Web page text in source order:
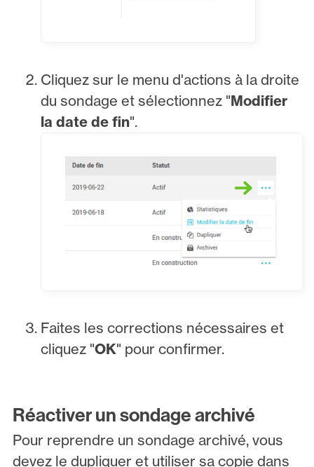
Cliquez sur le menu d'actions à la droite
du sondage et sélectionnez "Modifier
la date de fin".
Faites les corrections nécessaires et
cliquez "OK" pour confirmer.
Réactiver un sondage archivé
Pour reprendre un sondage archivé, vous
devez le dupliquer et utiliser sa copie dans